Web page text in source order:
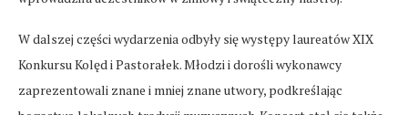
W dalszej części wydarzenia odbyły się występy laureatów XIX
Konkursu Kolęd i Pastorałek. Młodzi i dorośli wykonawcy
zaprezentowali znane i mniej znane utwory, podkreślając